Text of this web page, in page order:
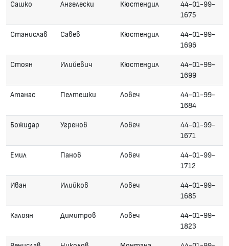
Сашко Ангелески Кюстендил
44-01-99-
1675
Станислав Савев Кюстендил
44-01-99-
1696
Стоян Илийевич Кюстендил
44-01-99-
1699
Атанас Пелтешки Ловеч
44-01-99-
1684
Божидар Угренов Ловеч
44-01-99-
1671
Емил Панов Ловеч
44-01-99-
1712
Иван Илийков Ловеч
44-01-99-
1685
Калоян Димитров Ловеч
44-01-99-
1823